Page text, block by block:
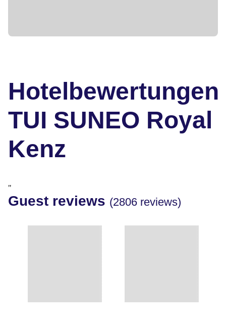
Hotelbewertungen
TUI SUNEO Royal
Kenz
"
Guest reviews (2806 reviews)